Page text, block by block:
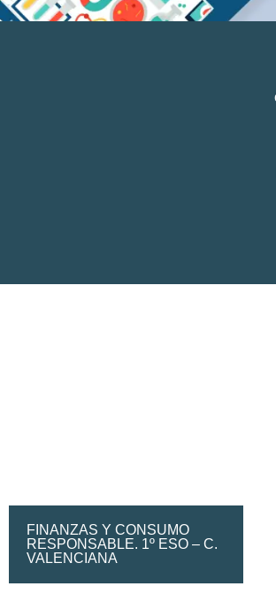
FINANZAS Y CONSUMO
RESPONSABLE. 1º ESO – C.
VALENCIANA